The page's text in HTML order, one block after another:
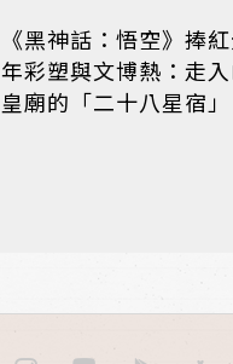
《黑神話：悟空》捧
年彩塑與文博熱：走
皇廟的「二十八星宿」